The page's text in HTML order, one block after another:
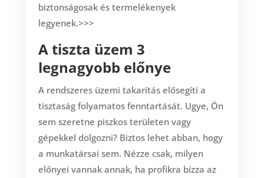
biztonságosak és termelékenyek
legyenek.>>>
A tiszta üzem 3
legnagyobb előnye
A rendszeres üzemi takarítás elősegíti a
tisztaság folyamatos fenntartását. Ugye, Ön
sem szeretne piszkos területen vagy
gépekkel dolgozni? Biztos lehet abban, hogy
a munkatársai sem. Nézze csak, milyen
előnyei vannak annak, ha profikra bízza az